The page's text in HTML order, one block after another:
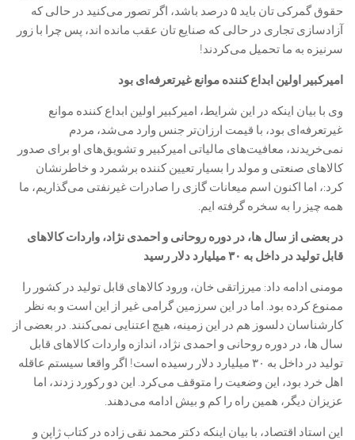
حقوق گمرکی تان باید ۵ درصد باشد، اگر تصور می‌کنید در حالی که
آزادسازی تجاری در حالی که صنایع تان عقب مانده اند، پس چرا با زور
سرنیزه به ما تحمیل می‌کردند!
امیرکبیر اولین ابداع کننده موانع غیرتعرفه‌ای بود
وی با بیان اینکه در این شرایط، امیرکبیر اولین ابداع کننده موانع
غیرتعرفه‌ای بود، با قیمت ارزان‌تر جنس وارد می‌شد، مردم
نمی‌خریدند، معافیت‌های مالیاتی امیرکبیر و تشویق‌های او برای صدور
کالا‌های صنعتی و مولد را بسیار تعیین کننده برشمرد و خاطرنشان
کرد:، اما اکنون اسم میعانات گازی را صادرات غیرنفتی می‌گذاریم، ما
همه چیز را به سخره گرفته ایم.
در بعضی از سال ها، در دوره روحانی و احمدی نژاد، واردات کالا‌های
قابل تولید در داخل به ۳۰ میلیارد دلار رسید
مومنی ادامه داد: میرزاتقی خان، ورود کالا‌های قابل تولید در کشور را
ممنوع کرده بود. اما در این سرزمین گرامی غیر از این است و به نظر
کارشناسان دلسوز هم در این زمینه، هیچ اعتنایی نمی‌کنند. در بعضی از
سال ها، در دوره روحانی و احمدی نژاد، اندازه واردات کالا‌های قابل
تولید در داخل به ۳۰ میلیارد دلار رسیده است! اگر واقعا سیستم عاقله
اهل خرد بود، این وضعیت را متوقف می‌کرد. این دو رکورد زدند، اما
عزیزان دیگر، همین راه را کم و بیش ادامه می‌دهند.
این استاد اقتصاد، با بیان اینکه دکتر محمد نقی زاده در کتاب ژاپن و